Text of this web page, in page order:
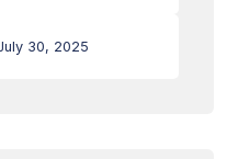
30, 2025